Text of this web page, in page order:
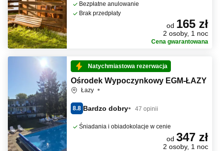
Bezpłatne anulowanie
Brak przedpłaty
od 165 zł
2 osoby, 1 noc
Cena gwarantowana
Natychmiastowa rezerwacja
Ośrodek Wypoczynkowy EGM-ŁAZY
Łazy
8.8 Bardzo dobry 47 opinii
Śniadania i obiadokolacje w cenie
od 347 zł
2 osoby, 1 noc